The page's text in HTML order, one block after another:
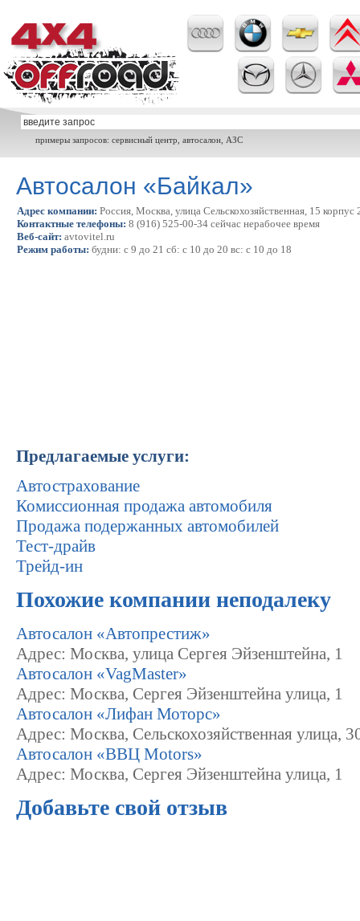
примеры запросов: сервисный центр, автосалон, АЗС
Автосалон «Байкал»
Адрес компании: Россия, Москва, улица Сельскохозяйственная, 15 корпус
Контактные телефоны: 8 (916) 525-00-34 сейчас нерабочее время
Веб-сайт: avtovitel.ru
Режим работы: будни: с 9 до 21 сб: с 10 до 20 вс: с 10 до 18
Предлагаемые услуги:
Автострахование
Комиссионная продажа автомобиля
Продажа подержанных автомобилей
Тест-драйв
Трейд-ин
Похожие компании неподалеку
Автосалон «Автопрестиж»
Адрес: Москва, улица Сергея Эйзенштейна, 1
Автосалон «VagMaster»
Адрес: Москва, Сергея Эйзенштейна улица, 1
Автосалон «Лифан Моторс»
Адрес: Москва, Сельскохозяйственная улица,
Автосалон «ВВЦ Motors»
Адрес: Москва, Сергея Эйзенштейна улица, 1
Добавьте свой отзыв